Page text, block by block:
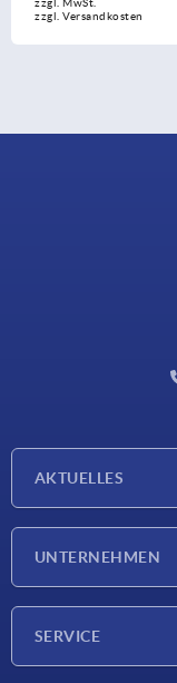
AKTUELLES
UNTERNEHMEN
SERVICE